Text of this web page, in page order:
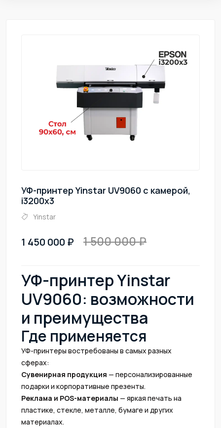
УФ-принтер Yinstar UV9060 с камерой,
i3200x3
Yinstar
1 450 000 1 500 000
УФ-принтер Yinstar
UV9060: возможности
и преимущества
Где применяется
УФ-принтеры востребованы в самых разных
сферах:
Сувенирная продукция — персонализированные
подарки и корпоративные презенты.
Реклама и POS-материалы — яркая печать на
пластике, стекле, металле, бумаге и других
материалах.